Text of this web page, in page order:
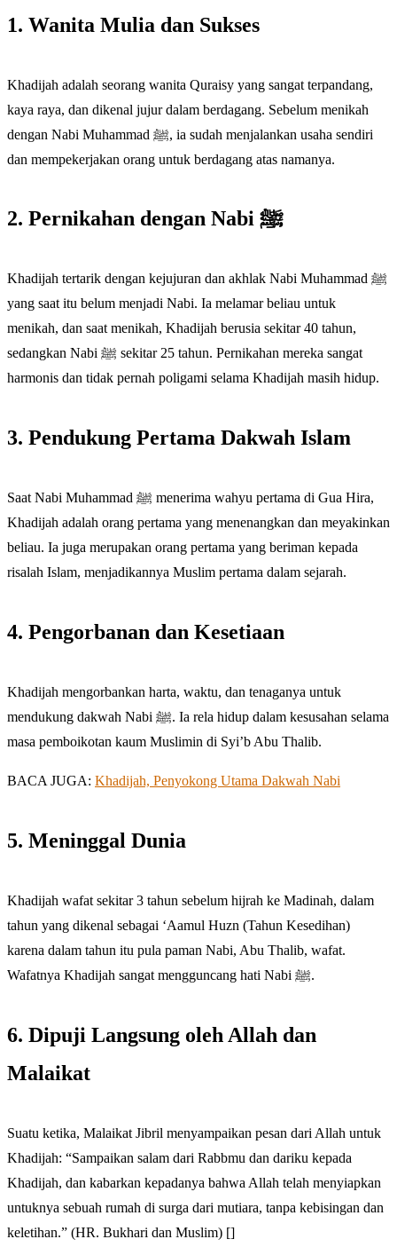
1. Wanita Mulia dan Sukses
Khadijah adalah seorang wanita Quraisy yang sangat terpandang,
kaya raya, dan dikenal jujur dalam berdagang. Sebelum menikah
dengan Nabi Muhammad ﷺ, ia sudah menjalankan usaha sendiri
dan mempekerjakan orang untuk berdagang atas namanya.
2. Pernikahan dengan Nabi ﷺ
Khadijah tertarik dengan kejujuran dan akhlak Nabi Muhammad ﷺ
yang saat itu belum menjadi Nabi. Ia melamar beliau untuk
menikah, dan saat menikah, Khadijah berusia sekitar 40 tahun,
sedangkan Nabi ﷺ sekitar 25 tahun. Pernikahan mereka sangat
harmonis dan tidak pernah poligami selama Khadijah masih hidup.
3. Pendukung Pertama Dakwah Islam
Saat Nabi Muhammad ﷺ menerima wahyu pertama di Gua Hira,
Khadijah adalah orang pertama yang menenangkan dan meyakinkan
beliau. Ia juga merupakan orang pertama yang beriman kepada
risalah Islam, menjadikannya Muslim pertama dalam sejarah.
4. Pengorbanan dan Kesetiaan
Khadijah mengorbankan harta, waktu, dan tenaganya untuk
mendukung dakwah Nabi ﷺ. Ia rela hidup dalam kesusahan selama
masa pemboikotan kaum Muslimin di Syi’b Abu Thalib.
BACA JUGA: Khadijah, Penyokong Utama Dakwah Nabi
5. Meninggal Dunia
Khadijah wafat sekitar 3 tahun sebelum hijrah ke Madinah, dalam
tahun yang dikenal sebagai ‘Aamul Huzn (Tahun Kesedihan)
karena dalam tahun itu pula paman Nabi, Abu Thalib, wafat.
Wafatnya Khadijah sangat mengguncang hati Nabi ﷺ.
6. Dipuji Langsung oleh Allah dan
Malaikat
Suatu ketika, Malaikat Jibril menyampaikan pesan dari Allah untuk
Khadijah: “Sampaikan salam dari Rabbmu dan dariku kepada
Khadijah, dan kabarkan kepadanya bahwa Allah telah menyiapkan
untuknya sebuah rumah di surga dari mutiara, tanpa kebisingan dan
keletihan.” (HR. Bukhari dan Muslim) []